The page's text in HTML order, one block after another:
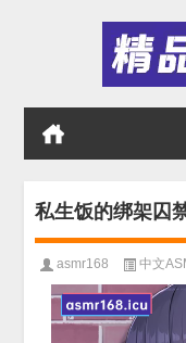
私生饭的绑架囚
asmr168 中文